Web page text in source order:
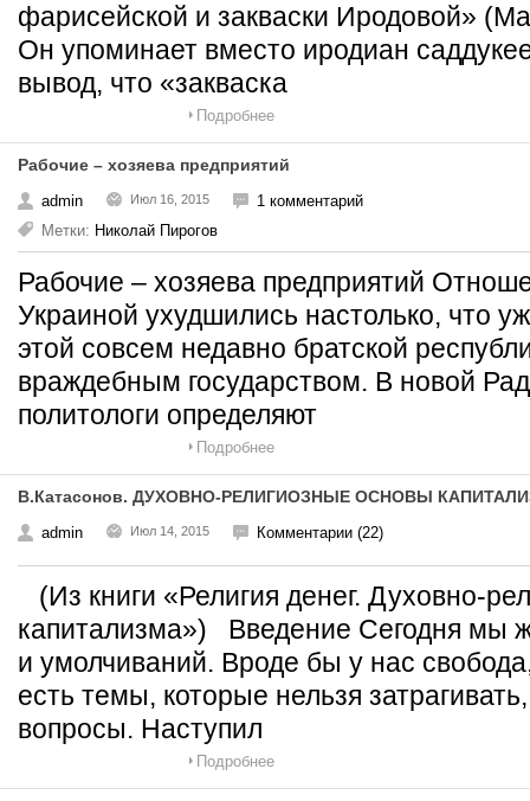
фарисейской и закваски Иродовой»
Он упоминает вместо иродиан
вывод, что «закваска
Подробнее
Рабочие – хозяева предприятий
admin Июл 16, 2015
1 комментарий
Метки: Николай Пирогов
Рабочие – хозяева предприятий
Украиной ухудшились настолько, что
этой совсем недавно братской
враждебным государством. В новой
политологи определяют
Подробнее
В.Катасонов. ДУХОВНО-РЕЛИГИОЗНЫЕ ОСНОВЫ
admin Июл 14, 2015 Комментарии (22)
(Из книги «Религия денег. Духовно-
капитализма») Введение Сегодня мы
и умолчиваний. Вроде бы у нас
есть темы, которые нельзя
вопросы. Наступил
Подробнее